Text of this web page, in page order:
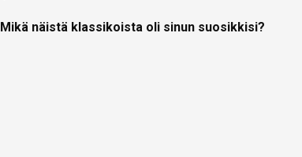
Mikä näistä klassikoista oli sinun suosikkisi?